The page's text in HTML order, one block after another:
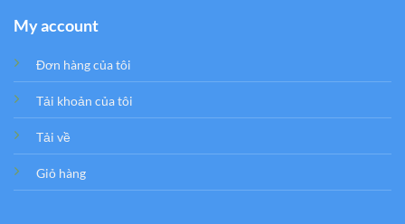
My account
Đơn hàng của tôi
Tải khoản của tôi
Tải về
Giỏ hàng